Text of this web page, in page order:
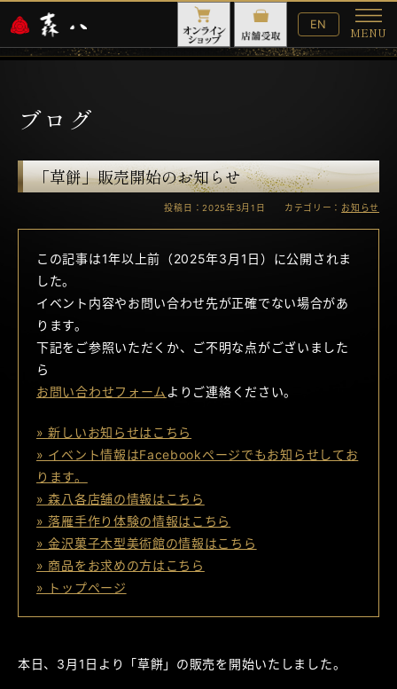
English
Website
EN
MENU
メ
ニ
ブログ
「草餅」販売開始のお知らせ
投稿日：2025年3月1日 カテゴリー： お知らせ
この記事は1年以上前（2025年3月1日）に公開されま
した。
イベント内容やお問い合わせ先が正確でない場合があ
ります。
下記をご参照いただくか、ご不明な点がございました
ら
お問い合わせフォーム よりご連絡ください。
» 新しいお知らせはこちら
» イベント情報はFacebookページでもお知らせしてお
ります。
» 森八各店舗の情報はこちら
» 落雁手作り体験の情報はこちら
» 金沢菓子木型美術館の情報はこちら
» 商品をお求めの方はこちら
» トップページ
本日、3月1日より「草餅」の販売を開始いたしました。